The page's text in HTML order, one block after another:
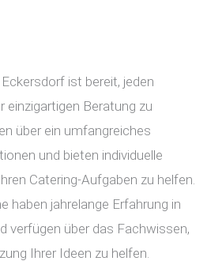
ist bereit, jeden
einzigartigen Beratung zu
über ein umfangreiches
und bieten individuelle
Catering-Aufgaben zu helfen.
haben jahrelange Erfahrung in
verfügen über das Fachwissen,
Ihrer Ideen zu helfen.